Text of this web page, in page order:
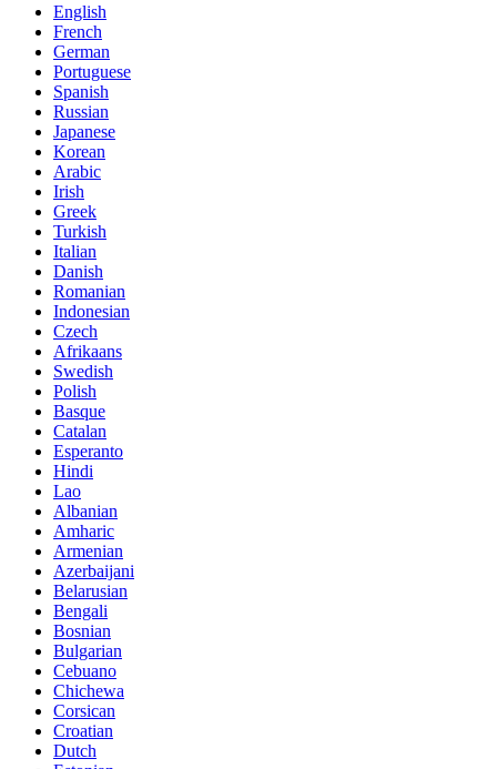
English
French
German
Portuguese
Spanish
Russian
Japanese
Korean
Arabic
Irish
Greek
Turkish
Italian
Danish
Romanian
Indonesian
Czech
Afrikaans
Swedish
Polish
Basque
Catalan
Esperanto
Hindi
Lao
Albanian
Amharic
Armenian
Azerbaijani
Belarusian
Bengali
Bosnian
Bulgarian
Cebuano
Chichewa
Corsican
Croatian
Dutch